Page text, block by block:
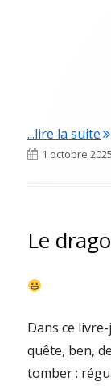
...lire la suite
Published
1 octobre 2025
Le
Dans ce
quête, ben,
tomber :